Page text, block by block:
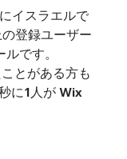
イスラエルで
登録ユーザー
です。
とがある方も
に1人が Wix